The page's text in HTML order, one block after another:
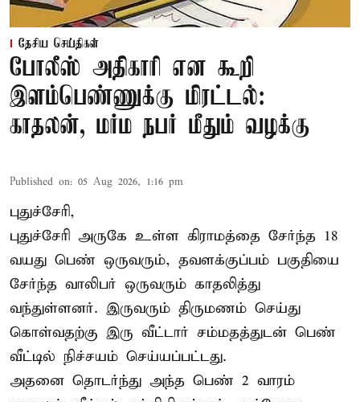
தேசிய செய்திகள்
போலீஸ் அதிகாரி என கூறி
இளம்பெண்ணுக்கு மிரட்டல்:
காதலன், மர்ம நபர் மீதும் வழக்கு
Published on: 05 Aug 2026, 1:16 pm
புதுச்சேரி,
புதுச்சேரி அருகே உள்ள கிராமத்தை சேர்ந்த 18
வயது பெண் ஒருவரும், தவளக்குப்பம் பகுதியை
சேர்ந்த வாலிபர் ஒருவரும் காதலித்து
வந்துள்ளனர். இருவரும் திருமணம் செய்து
கொள்வதற்கு இரு வீட்டார் சம்மதத்துடன் பெண்
வீட்டில் நிச்சயம் செய்யப்பட்டது.
அதனை தொடர்ந்து அந்த பெண் 2 வாரம்